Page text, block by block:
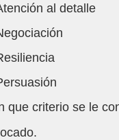
al detalle
que criterio se le